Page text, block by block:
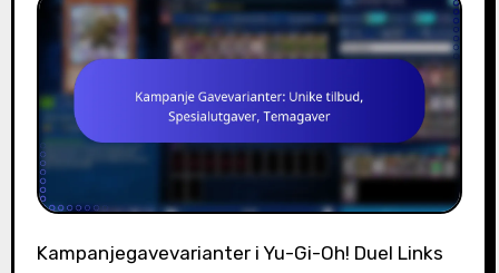
Kampanjegavevarianter i Yu-Gi-Oh! Duel Links